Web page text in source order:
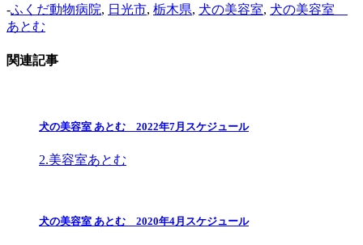
-ふくだ動物病院, 日光市, 栃木県, 犬の美容室, 犬の美容室
あとむ
関連記事
犬の美容室 あとむ 2022年7月スケジュール
2.美容室あとむ
犬の美容室 あとむ 2020年4月スケジュール